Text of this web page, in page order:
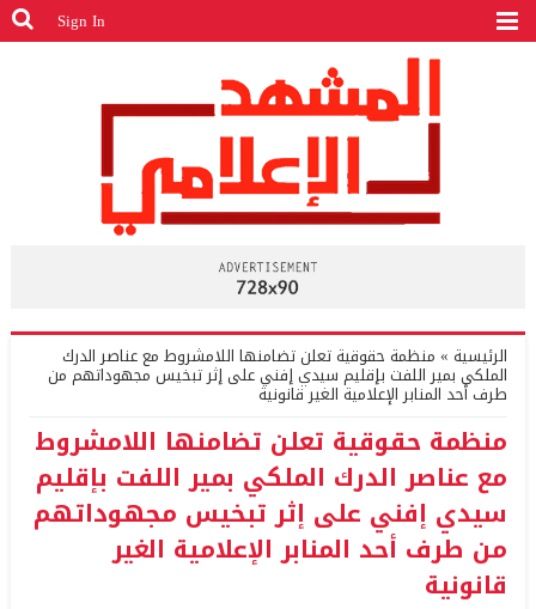
Sign In
الرئيسية » منظمة حقوقية تعلن تضامنها اللامشروط مع عناصر الدرك
الملكي بمير اللفت بإقليم سيدي إفني على إثر تبخيس مجهوداتهم من
طرف أحد المنابر الإعلامية الغير قانونية
منظمة حقوقية تعلن تضامنها اللامشروط
مع عناصر الدرك الملكي بمير اللفت بإقليم
سيدي إفني على إثر تبخيس مجهوداتهم
من طرف أحد المنابر الإعلامية الغير
قانونية